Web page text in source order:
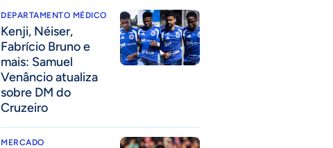
DEPARTAMENTO MÉDICO
Kenji, Néiser,
Fabrício Bruno e
mais: Samuel
Venâncio atualiza
sobre DM do
Cruzeiro
MERCADO